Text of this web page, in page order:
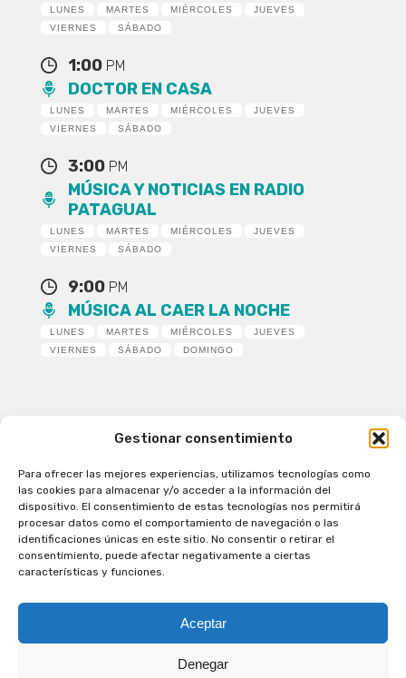
Gestionar consentimiento
Para ofrecer las mejores experiencias, utilizamos tecnologías como
las cookies para almacenar y/o acceder a la información del
dispositivo. El consentimiento de estas tecnologías nos permitirá
procesar datos como el comportamiento de navegación o las
identificaciones únicas en este sitio. No consentir o retirar el
consentimiento, puede afectar negativamente a ciertas
características y funciones.
Aceptar
Denegar
LUNES MARTES MIÉRCOLES
JUEVES
VIERNES
SÁBADO
1:00 PM
DOCTOR EN CASA
LUNES MARTES MIÉRCOLES
JUEVES
VIERNES
SÁBADO
3:00 PM
MÚSICA Y NOTICIAS EN RADIO
PATAGUAL
LUNES MARTES MIÉRCOLES
JUEVES
VIERNES
SÁBADO
9:00 PM
MÚSICA AL CAER LA NOCHE
LUNES MARTES MIÉRCOLES
JUEVES
VIERNES
SÁBADO DOMINGO
Patagual Radio Digital 2026 - Todos los derechos
reservados
la Radio de Verdad
Cobertura
Programación
Síguenos en nuestras Redes Sociales